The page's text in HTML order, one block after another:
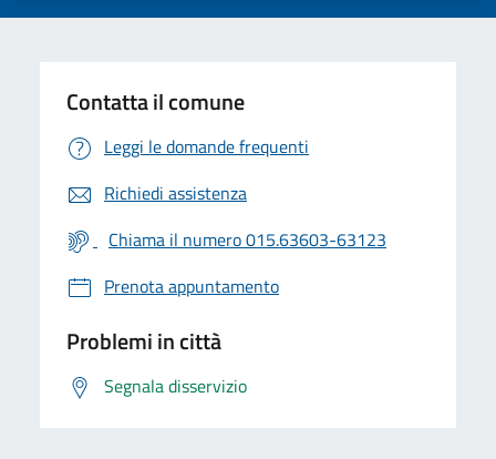
Contatta il comune
Leggi le domande frequenti
Richiedi assistenza
Chiama il numero 015.63603-63123
Prenota appuntamento
Problemi in città
Segnala disservizio